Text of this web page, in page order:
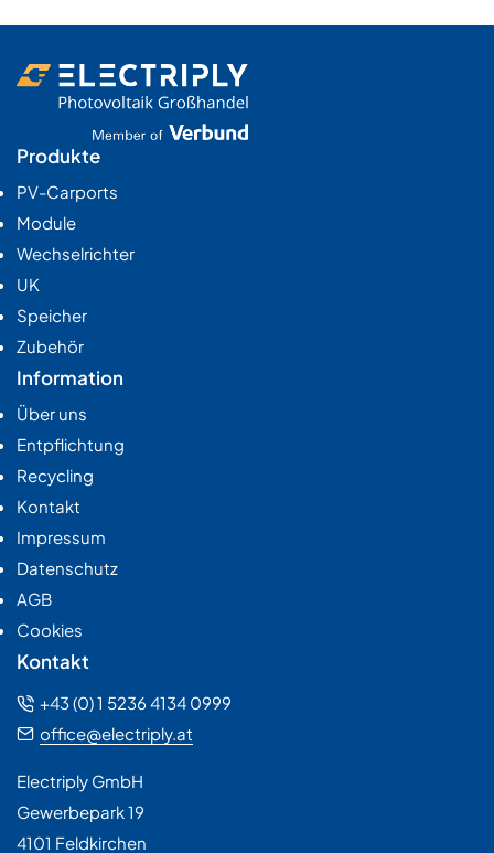
Produkte
PV-Carports
Module
Wechselrichter
UK
Speicher
Zubehör
Information
Über uns
Entpflichtung
Recycling
Kontakt
Impressum
Datenschutz
AGB
Cookies
Kontakt
+43 (0) 1 5236 4134 0999
office@electriply.at
Electriply GmbH
Gewerbepark 19
4101 Feldkirchen